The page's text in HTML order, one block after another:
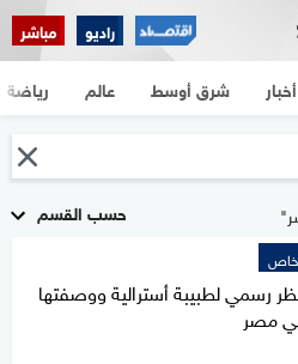
راديو مباشر
أخبار شرق أوسط عالم رياضة
حسب القسم
خاص
رسمي لطبيبة أسترالية ووصفتها
مصر